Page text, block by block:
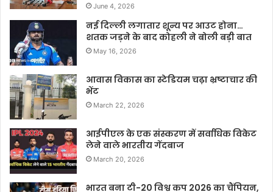
June 4, 2026
नई दिल्ली लगातार शून्य पर आउट होना…
शतक जड़ने के बाद कोहली ने बोली बड़ी बात
May 16, 2026
आवास विकास का स्टेडियम चढ़ा भ्रष्टाचार की
भेंट
March 22, 2026
आईपीएल के एक संस्करण में सर्वाधिक विकेट
लेने वाले भारतीय गेंदबाज
March 20, 2026
भारत बना टी-20 विश्व कप 2026 का चैंपियन,